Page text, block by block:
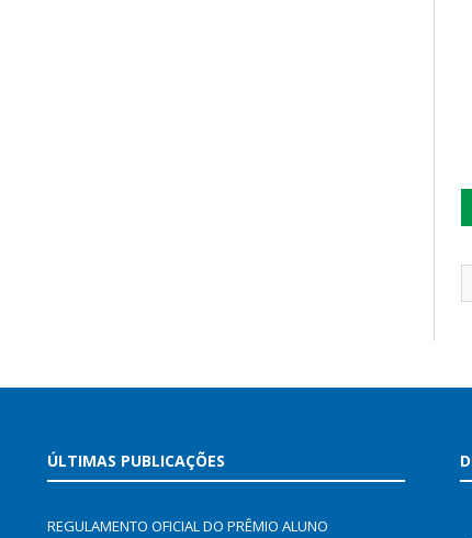
ÚLTIMAS PUBLICAÇÕES
REGULAMENTO OFICIAL DO PRÊMIO ALUNO